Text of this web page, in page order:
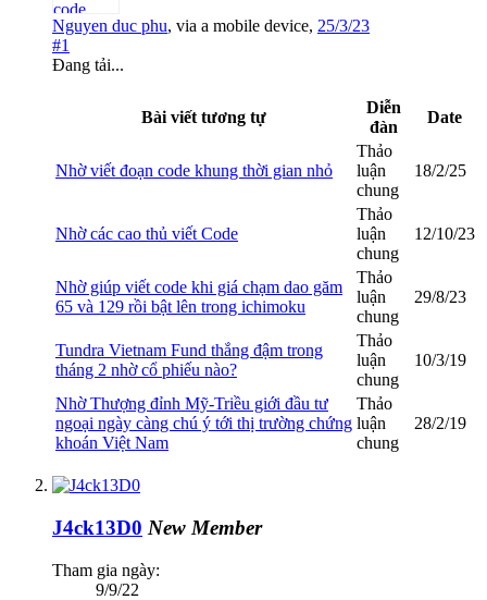
Nguyen duc phu, via a mobile device, 25/3/23
#1
Đang tải...
Bài viết tương tự
Diễn
đàn
Date
Nhờ viết đoạn code khung thời gian nhỏ
Thảo
luận
chung
18/2/25
Nhờ các cao thủ viết Code
Thảo
luận
chung
12/10/23
Nhờ giúp viết code khi giá chạm dao găm
65 và 129 rồi bật lên trong ichimoku
Thảo
luận
chung
29/8/23
Tundra Vietnam Fund thắng đậm trong
tháng 2 nhờ cổ phiếu nào?
Thảo
luận
chung
10/3/19
Nhờ Thượng đỉnh Mỹ-Triều giới đầu tư
ngoại ngày càng chú ý tới thị trường chứng
khoán Việt Nam
Thảo
luận
chung
28/2/19
J4ck13D0 New Member
Tham gia ngày:
9/9/22